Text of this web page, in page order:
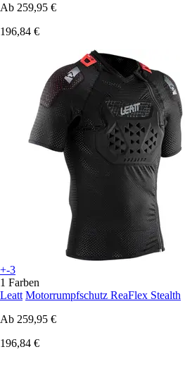
Ab 259,95 €
196,84 €
+-3
1 Farben
Leatt Motorrumpfschutz ReaFlex Stealth
Ab 259,95 €
196,84 €